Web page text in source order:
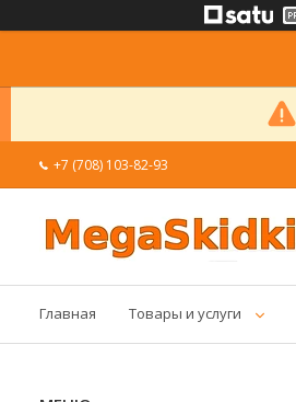
+7 (708) 103-82-93
Главная Товары и услуги